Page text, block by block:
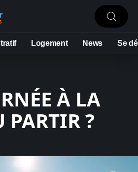
Logement News Se
À LA
PARTIR ?